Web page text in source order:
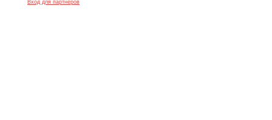
Вход для партнеров